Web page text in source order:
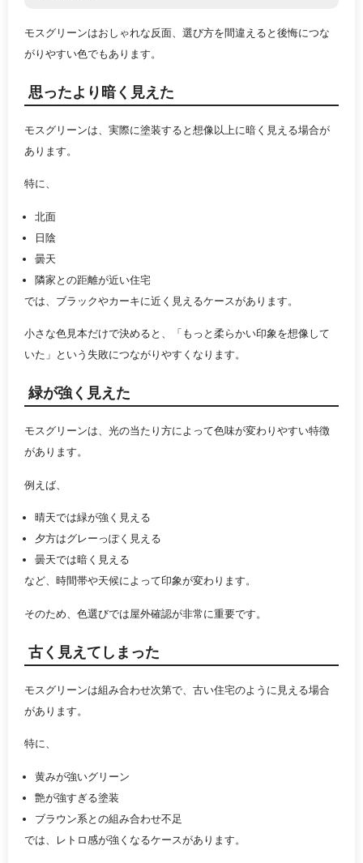
モスグリーンはおしゃれな反面、選び方を間違えると後悔につな
がりやすい色でもあります。
思ったより暗く見えた
モスグリーンは、実際に塗装すると想像以上に暗く見える場合が
あります。
特に、
北面
日陰
曇天
隣家との距離が近い住宅
では、ブラックやカーキに近く見えるケースがあります。
小さな色見本だけで決めると、「もっと柔らかい印象を想像して
いた」という失敗につながりやすくなります。
緑が強く見えた
モスグリーンは、光の当たり方によって色味が変わりやすい特徴
があります。
例えば、
晴天では緑が強く見える
夕方はグレーっぽく見える
曇天では暗く見える
など、時間帯や天候によって印象が変わります。
そのため、色選びでは屋外確認が非常に重要です。
古く見えてしまった
モスグリーンは組み合わせ次第で、古い住宅のように見える場合
があります。
特に、
黄みが強いグリーン
艶が強すぎる塗装
ブラウン系との組み合わせ不足
では、レトロ感が強くなるケースがあります。